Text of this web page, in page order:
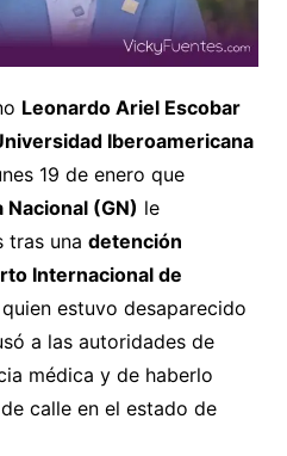
Leonardo Ariel Escobar
Iberoamericana
19 de enero que
Nacional (GN) le
tras una detención
Internacional de
estuvo desaparecido
a las autoridades de
médica y de haberlo
calle en el estado de